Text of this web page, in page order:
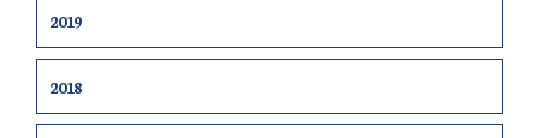
2019
2018